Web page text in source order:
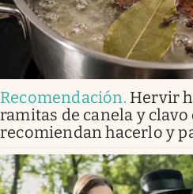
Recomendación. Hervir
ramitas de canela y
recomiendan hacerlo y